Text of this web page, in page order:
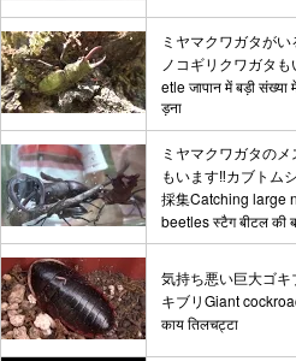
ミヤマクワガタが
ノコギリクワガタ
etle जापान में बड़ी संख्या
ड़ना
ミヤマクワガタの
もいます‼︎カブトム
採集Catching large
beetles स्टैग बीटल की
気持ち悪い巨大ゴ
キブリGiant
काय तिलचट्टा